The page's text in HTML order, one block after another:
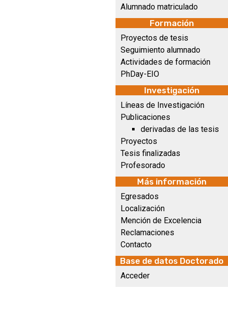
Alumnado matriculado
Formación
Proyectos de tesis
Seguimiento alumnado
Actividades de formación
PhDay-EIO
Investigación
Líneas de Investigación
Publicaciones
derivadas de las tesis
Proyectos
Tesis finalizadas
Profesorado
Más información
Egresados
Localización
Mención de Excelencia
Reclamaciones
Contacto
Base de datos Doctorado
Acceder